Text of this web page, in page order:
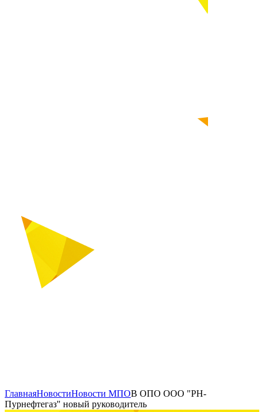
ГлавнаяНовостиНовости МПОВ ОПО ООО "РН-
Пурнефтегаз" новый руководитель